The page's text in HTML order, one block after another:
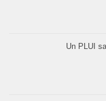
Un PLUI